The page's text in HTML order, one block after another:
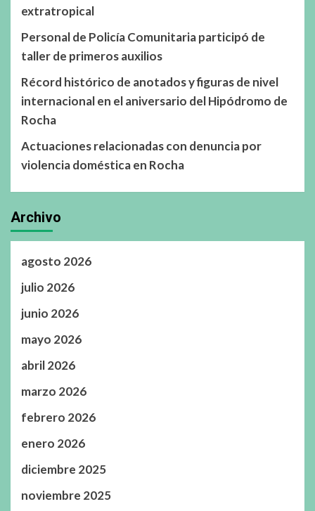
extratropical
Personal de Policía Comunitaria participó de
taller de primeros auxilios
Récord histórico de anotados y figuras de nivel
internacional en el aniversario del Hipódromo de
Rocha
Actuaciones relacionadas con denuncia por
violencia doméstica en Rocha
Archivo
agosto 2026
julio 2026
junio 2026
mayo 2026
abril 2026
marzo 2026
febrero 2026
enero 2026
diciembre 2025
noviembre 2025